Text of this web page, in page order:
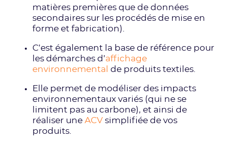
matières premières que de données
secondaires sur les procédés de mise en
forme et fabrication).
C’est également la base de référence pour
les démarches d’affichage
environnemental
de produits textiles.
Elle permet de modéliser des impacts
environnementaux variés (qui ne se
limitent pas au carbone), et ainsi de
réaliser une ACV simplifiée de vos
produits.